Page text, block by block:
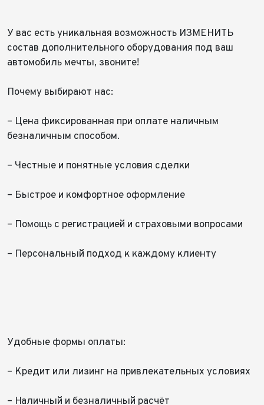
У вас есть уникальная возможность ИЗМЕНИТЬ
состав дополнительного оборудования под ваш
автомобиль мечты, звоните!
Почему выбирают нас:
– Цена фиксированная при оплате наличным
безналичным способом.
– Честные и понятные условия сделки
– Быстрое и комфортное оформление
– Помощь с регистрацией и страховыми вопросами
– Персональный подход к каждому клиенту⠀
Удобные формы оплаты:
– Кредит или лизинг на привлекательных условиях
– Наличный и безналичный расчёт
Ваш город
Для Вашего удобства мы перезвоним Вам в рабочее
время, если будем знать Ваш часовой пояс.
Модель
персональных данных
Отправить
Ваше сообщение отправлено!
Для Вашего удобства мы перезвоним Вам в рабочее
время, если будем знать Ваш часовой пояс.
Принимаю условиясоглашенияоб обработке
Марка и Модель*
Количество владельцев
персональных данных
Отправить
Год выпуска
Отправить
Ваше сообщение отправлено!